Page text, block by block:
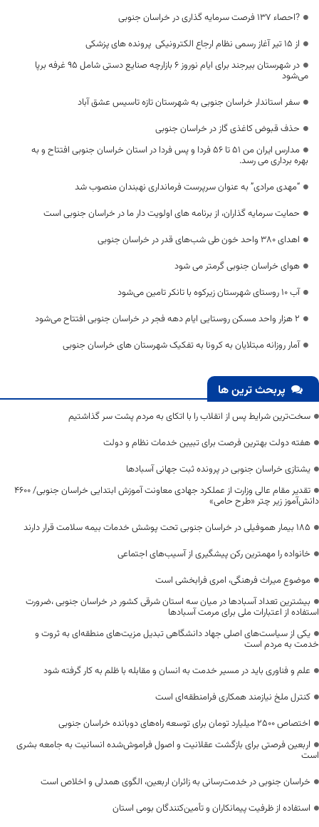
?احصاء 137 فرصت سرمایه گذاری در خراسان جنوبی
از 15 تیر آغاز رسمی نظام ارجاع الکترونیکی پرونده های پزشکی
در شهرستان بیرجند برای ایام نوروز ۶ بازارچه صنایع دستی شامل ۹۵ غرفه برپا
می‌شود
سفر استاندار خراسان جنوبی به شهرستان تازه تاسیس عشق آباد
حذف قبوض کاغذی گاز در خراسان جنوبی
مدارس ایران من 51 تا 56 فردا و پس فردا در استان خراسان جنوبی افتتاح و به
بهره برداری می رسد.
“مهدی مرادی” به عنوان سرپرست فرمانداری نهبندان منصوب شد
حمایت سرمایه گذاران، از برنامه های اولویت دار ما در خراسان جنوبی است
اهدای ۳۸۰ واحد خون طی شب‌های قدر در خراسان جنوبی
هوای خراسان جنوبی گرمتر می شود
آب ۱۰ روستای شهرستان زیرکوه با تانکر تامین می‌شود
۲ هزار واحد مسکن روستایی ایام دهه فجر در خراسان جنوبی افتتاح می‌شود
آمار روزانه مبتلایان به کرونا به تفکیک شهرستان های خراسان جنوبی
پربحث ترین ها
سخت‌ترین شرایط پس از انقلاب را با اتکای به مردم پشت سر گذاشتیم
هفته دولت بهترین فرصت برای تبیین خدمات نظام و دولت
یشتازی خراسان جنوبی در پرونده ثبت جهانی آسبادها
تقدیر مقام عالی وزارت از عملکرد جهادی معاونت آموزش ابتدایی خراسان جنوبی/ ۴۶۰۰
دانش‌آموز زیر چتر «طرح حامی»
۱۸۵ بیمار هموفیلی در خراسان جنوبی تحت پوشش خدمات بیمه سلامت قرار دارند
خانواده را مهمترین رکن پیشگیری از آسیب‌های اجتماعی
موضوع میراث فرهنگی، امری فرابخشی است
بیشترین تعداد آسبادها در میان سه استان شرقی کشور در خراسان جنوبی ،ضرورت
استفاده از اعتبارات ملی برای مرمت آسبادها
یکی از سیاست‌های اصلی جهاد دانشگاهی تبدیل مزیت‌های منطقه‌ای به ثروت و
خدمت به مردم است
علم و فناوری باید در مسیر خدمت به انسان و مقابله با ظلم به کار گرفته شود
کنترل ملخ نیازمند همکاری فرامنطقه‌ای است
اختصاص 2500 میلیارد تومان برای توسعه راه‌های دوبانده خراسان جنوبی
اربعین فرصتی برای بازگشت عقلانیت و اصول فراموش‌شده انسانیت به جامعه بشری
است
خراسان جنوبی در خدمت‌رسانی به زائران اربعین، الگوی همدلی و اخلاص است
استفاده از ظرفیت پیمانکاران و تأمین‌کنندگان بومی استان